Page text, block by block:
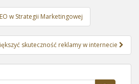
w Strategii Marketingowej
skuteczność reklamy w internecie